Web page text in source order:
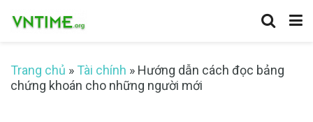
Trang chủ » Tài chính » Hướng dẫn cách đọc bảng
chứng khoán cho những người mới